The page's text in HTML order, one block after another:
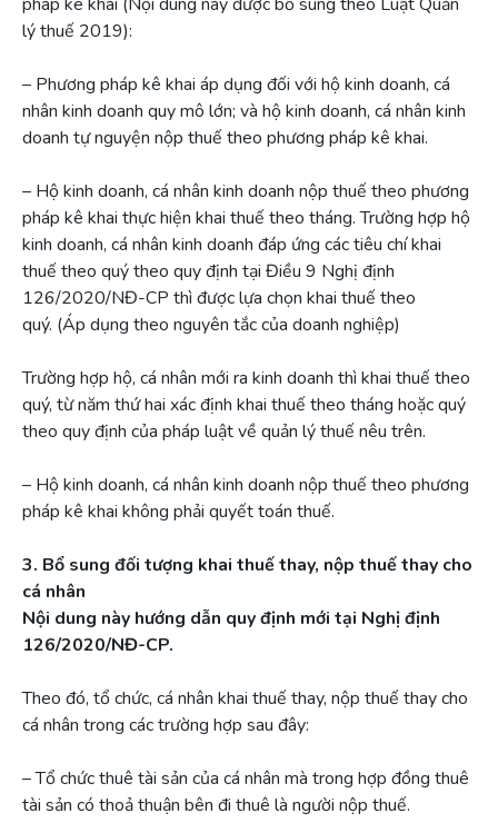
lý thuế 2019):
– Phương pháp kê khai áp dụng đối với hộ kinh doanh, cá
nhân kinh doanh quy mô lớn; và hộ kinh doanh, cá nhân kinh
doanh tự nguyện nộp thuế theo phương pháp kê khai.
– Hộ kinh doanh, cá nhân kinh doanh nộp thuế theo phương
pháp kê khai thực hiện khai thuế theo tháng. Trường hợp hộ
kinh doanh, cá nhân kinh doanh đáp ứng các tiêu chí khai
thuế theo quý theo quy định tại Điều 9 Nghị định
126/2020/NĐ-CP thì được lựa chọn khai thuế theo
quý. (Áp dụng theo nguyên tắc của doanh nghiệp)
Trường hợp hộ, cá nhân mới ra kinh doanh thì khai thuế theo
quý, từ năm thứ hai xác định khai thuế theo tháng hoặc quý
theo quy định của pháp luật về quản lý thuế nêu trên.
– Hộ kinh doanh, cá nhân kinh doanh nộp thuế theo phương
pháp kê khai không phải quyết toán thuế.
3. Bổ sung đối tượng khai thuế thay, nộp thuế thay cho
cá nhân
Nội dung này hướng dẫn quy định mới tại Nghị định
126/2020/NĐ-CP.
Theo đó, tổ chức, cá nhân khai thuế thay, nộp thuế thay cho
cá nhân trong các trường hợp sau đây:
– Tổ chức thuê tài sản của cá nhân mà trong hợp đồng thuê
tài sản có thoả thuận bên đi thuê là người nộp thuế.